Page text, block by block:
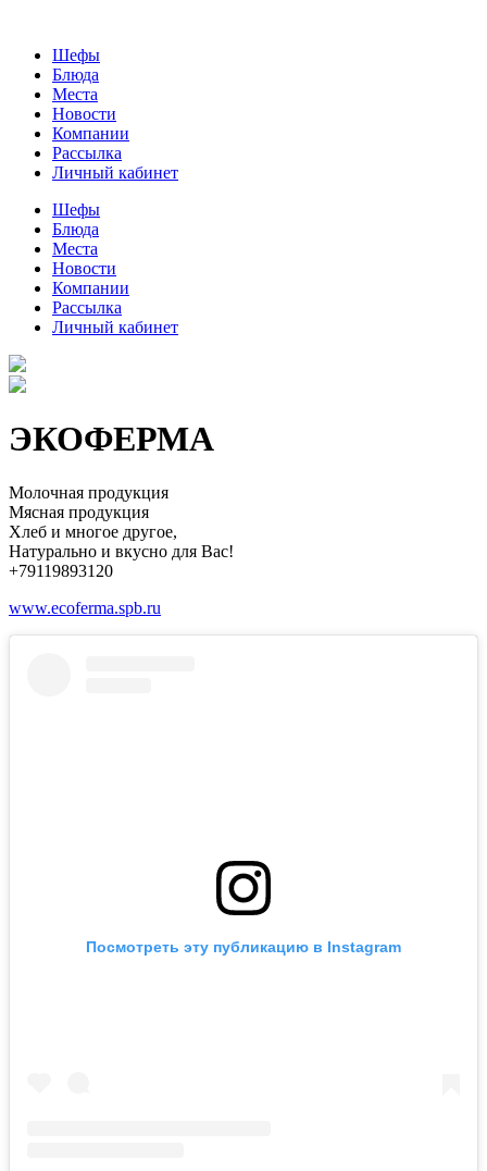
Шефы
Блюда
Места
Новости
Компании
Рассылка
Личный кабинет
Шефы
Блюда
Места
Новости
Компании
Рассылка
Личный кабинет
ЭКОФЕРМА
Молочная продукция
Мясная продукция
Хлеб и многое другое,
Натурально и вкусно для Вас!
+79119893120
www.ecoferma.spb.ru
Посмотреть эту публикацию в Instagram